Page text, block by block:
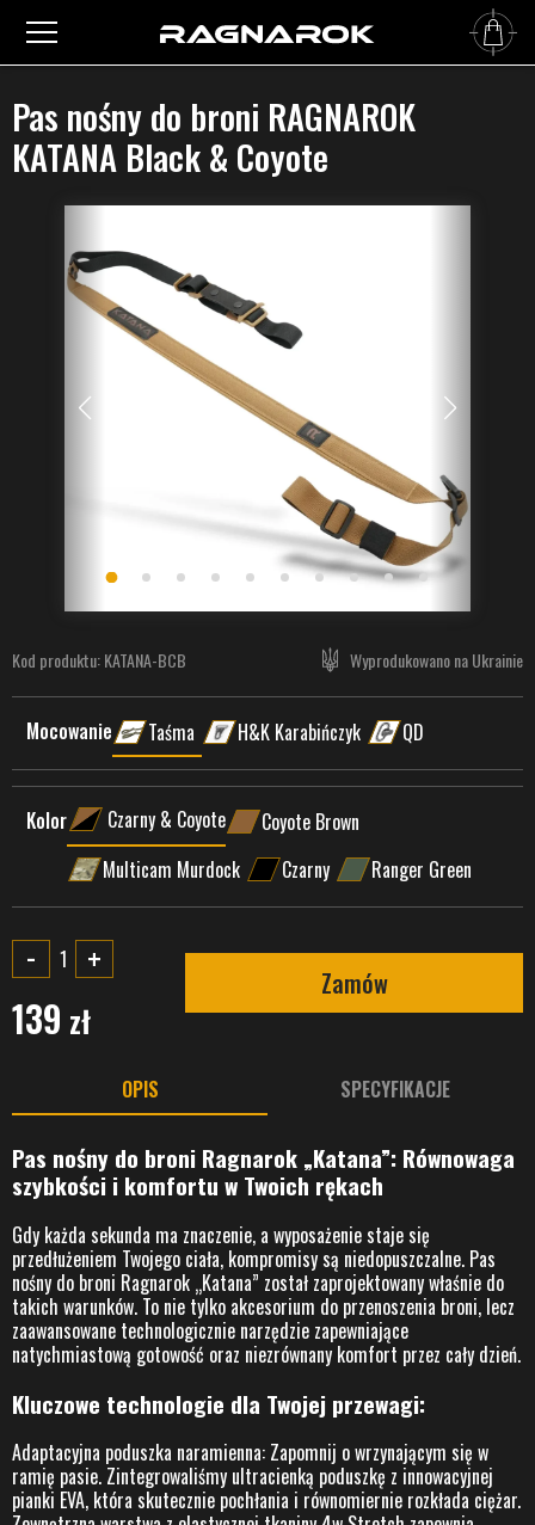
Główna› Dwupunktowe pasy do broni›Pas nośny do broni RAGNAROK
Pas nośny do broni RAGNAROK
KATANA Black & Coyote
Kod produktu:KATANA-BCB Wyprodukowano na Ukrainie
Mocowanie Taśma H&K Karabińczyk QD
Kolor Czarny & Coyote
Coyote Brown
Multicam Murdock
Czarny Ranger Green
- +
139 zł
Zamów
OPIS SPECYFIKACJE
Pas nośny do broni Ragnarok „Katana”: Równowaga
szybkości i komfortu w Twoich rękach
Gdy każda sekunda ma znaczenie, a wyposażenie staje się
przedłużeniem Twojego ciała, kompromisy są niedopuszczalne. Pas
nośny do broni Ragnarok „Katana” został zaprojektowany właśnie do
takich warunków. To nie tylko akcesorium do przenoszenia broni, lecz
zaawansowane technologicznie narzędzie zapewniające
natychmiastową gotowość oraz niezrównany komfort przez cały dzień.
Kluczowe technologie dla Twojej przewagi:
Adaptacyjna poduszka naramienna: Zapomnij o wrzynającym się w
ramię pasie. Zintegrowaliśmy ultracienką poduszkę z innowacyjnej
pianki EVA, która skutecznie pochłania i równomiernie rozkłada ciężar.